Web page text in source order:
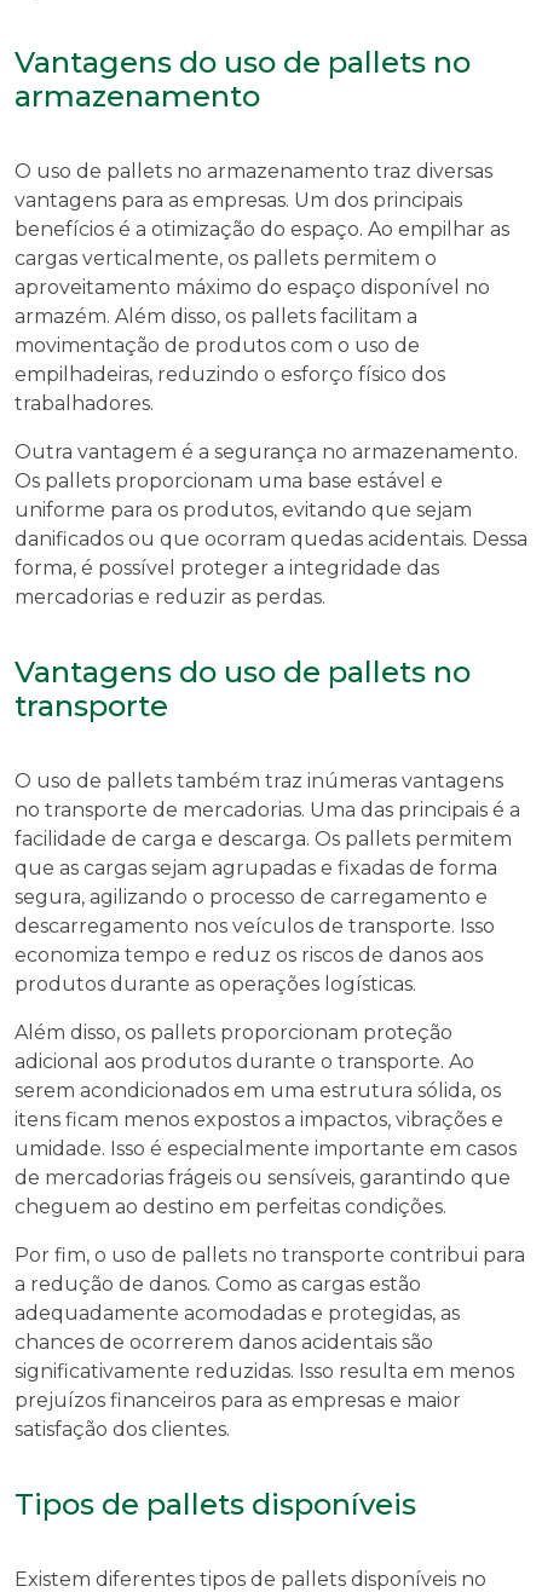
Vantagens do uso de pallets no
armazenamento
O uso de pallets no armazenamento traz diversas
vantagens para as empresas. Um dos principais
benefícios é a otimização do espaço. Ao empilhar as
cargas verticalmente, os pallets permitem o
aproveitamento máximo do espaço disponível no
armazém. Além disso, os pallets facilitam a
movimentação de produtos com o uso de
empilhadeiras, reduzindo o esforço físico dos
trabalhadores.
Outra vantagem é a segurança no armazenamento.
Os pallets proporcionam uma base estável e
uniforme para os produtos, evitando que sejam
danificados ou que ocorram quedas acidentais. Dessa
forma, é possível proteger a integridade das
mercadorias e reduzir as perdas.
Vantagens do uso de pallets no
transporte
O uso de pallets também traz inúmeras vantagens
no transporte de mercadorias. Uma das principais é a
facilidade de carga e descarga. Os pallets permitem
que as cargas sejam agrupadas e fixadas de forma
segura, agilizando o processo de carregamento e
descarregamento nos veículos de transporte. Isso
economiza tempo e reduz os riscos de danos aos
produtos durante as operações logísticas.
Além disso, os pallets proporcionam proteção
adicional aos produtos durante o transporte. Ao
serem acondicionados em uma estrutura sólida, os
itens ficam menos expostos a impactos, vibrações e
umidade. Isso é especialmente importante em casos
de mercadorias frágeis ou sensíveis, garantindo que
cheguem ao destino em perfeitas condições.
Por fim, o uso de pallets no transporte contribui para
a redução de danos. Como as cargas estão
adequadamente acomodadas e protegidas, as
chances de ocorrerem danos acidentais são
significativamente reduzidas. Isso resulta em menos
prejuízos financeiros para as empresas e maior
satisfação dos clientes.
Tipos de pallets disponíveis
Existem diferentes tipos de pallets disponíveis no